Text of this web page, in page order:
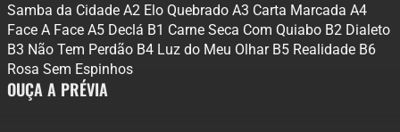
Samba da Cidade A2 Elo Quebrado A3 Carta Marcada A4
Face A Face A5 Declá B1 Carne Seca Com Quiabo B2 Dialeto
B3 Não Tem Perdão B4 Luz do Meu Olhar B5 Realidade B6
Rosa Sem Espinhos
OUÇA A PRÉVIA